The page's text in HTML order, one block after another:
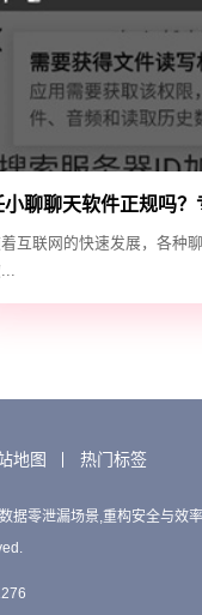
小聊聊天软件正规吗
选！
着互联网的快速发展，各种
地图 热门标签
据零泄漏场景,重构安全与效